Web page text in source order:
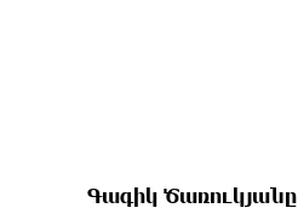
Գագիկ Ծառուկյանը